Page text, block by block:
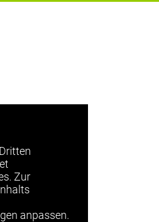
Zur
anpassen.